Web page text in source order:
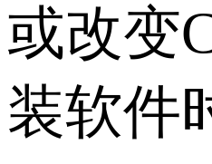
或改变
装软件